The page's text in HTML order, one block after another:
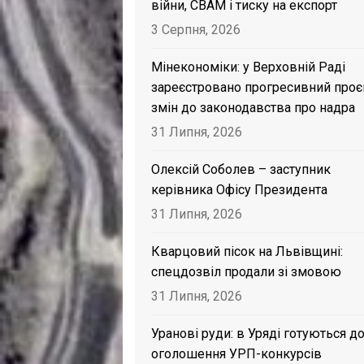
війни, CBAM і тиску на експорт
3 Серпня, 2026
Мінекономіки: у Верховній Раді
зареєстровано прогресивний
змін до законодавства про надра
31 Липня, 2026
Олексій Соболев – заступник
керівника Офісу Президента
31 Липня, 2026
Кварцовий пісок на Львівщині:
спецдозвіл продали зі змовою
31 Липня, 2026
Уранові руди: в Уряді готуються до
оголошення УРП-конкурсів